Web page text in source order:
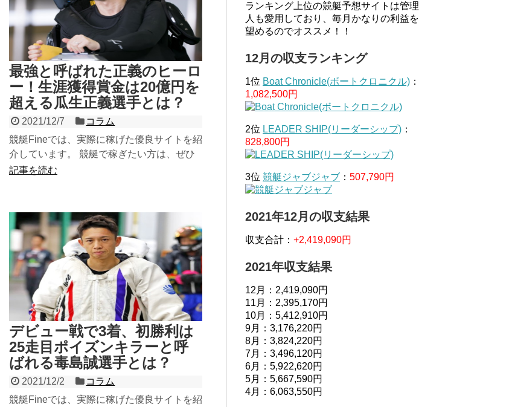
最強と呼ばれた正義のヒーロ
ー！生涯獲得賞金は20億円を
超える瓜生正義選手とは？
2021/12/7
コラム
競艇Fineでは、実際に稼げた優良サイトを紹
介しています。 競艇で稼ぎたい方は、ぜひ
参考にしてみてください！ 稼げる優良サイ
記事を読む
デビュー戦で3着、初勝利は
25走目ポイズンキラーと呼
ばれる毒島誠選手とは？
2021/12/2
コラム
競艇Fineでは、実際に稼げた優良サイトを紹
ランキング上位の競艇予想サイトは管理
人も愛用しており、毎月かなりの利益を
望めるのでオススメ！！
12月の収支ランキング
1位 Boat Chronicle(ボートクロニクル) ：
1,082,500円
2位 LEADER SHIP(リーダーシップ) ：
828,800円
3位 競艇ジャブジャブ ： 507,790円
2021年12月の収支結果
収支合計： +2,419,090円
2021年収支結果
12月：2,419,090円
11月：2,395,170円
10月：5,412,910円
9月：3,176,220円
8月：3,824,220円
7月：3,496,120円
6月：5,922,620円
5月：5,667,590円
4月：6,063,550円